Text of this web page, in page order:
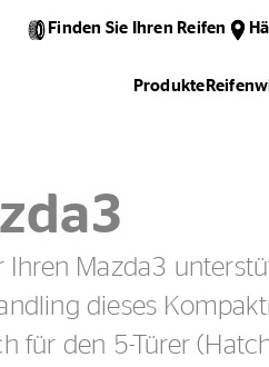
Finden Sie Ihren Reifen
Produkte
Ihren Mazda3
dieses
für den 5-Türer